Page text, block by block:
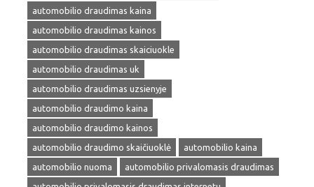
automobilio draudimas kaina
automobilio draudimas kainos
automobilio draudimas skaiciuokle
automobilio draudimas uk
automobilio draudimas uzsienyje
automobilio draudimo kaina
automobilio draudimo kainos
automobilio draudimo skaičiuoklė
automobilio kaina
automobilio nuoma
automobilio privalomasis draudimas